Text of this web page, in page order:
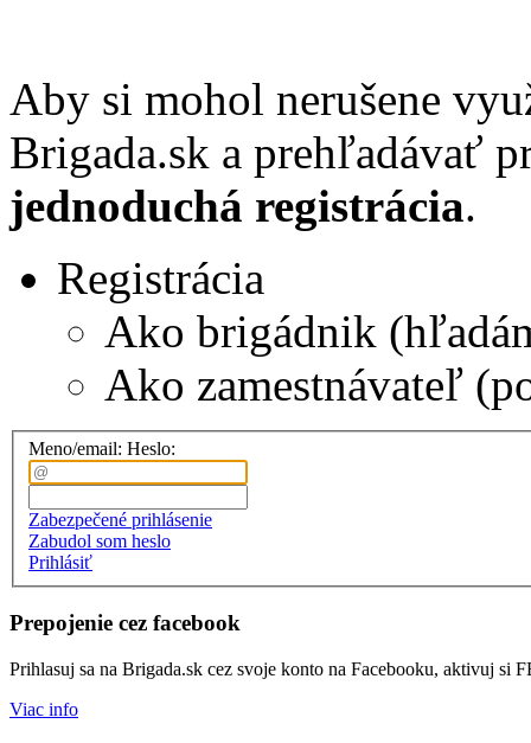
Aby si mohol nerušene
Brigada.sk a prehľadávať
jednoduchá registrácia.
Registrácia
Ako brigádnik
Ako zamestnávateľ
Meno/email: Heslo:
Zabezpečené prihlásenie
Zabudol som heslo
Prihlásiť
Prepojenie cez facebook
Prihlasuj sa na Brigada.sk cez svoje konto na Facebooku, aktivuj si
Viac info